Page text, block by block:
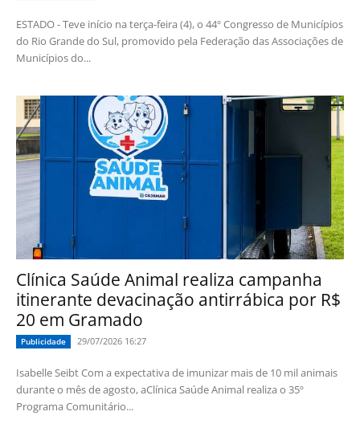
ESTADO - Teve início na terça-feira (4), o 44º Congresso de Municípios
do Rio Grande do Sul, promovido pela Federação das Associações de
Municípios do...
Clínica Saúde Animal realiza campanha
itinerante devacinação antirrábica por R$
20 em Gramado
Publicidade 29/07/2026 16:27
Isabelle Seibt Com a expectativa de imunizar mais de 10 mil animais
durante o mês de agosto, aClínica Saúde Animal realiza o 35º
Programa Comunitário...